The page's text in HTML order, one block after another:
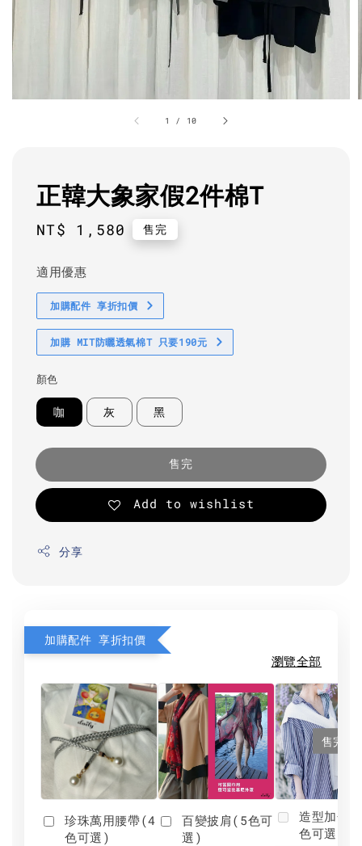
1 / 10
正韓大象家假2件棉T
Regular
NT$ 1,580 售完
適用優惠
加購配件 享折扣價
加購 MIT防曬透氣棉T 只要190元
顏色
咖 灰 黑
售完
Add to wishlist
分享
加購配件 享折扣價
瀏覽全部
珍珠萬用腰帶(4
色可選)
百變披肩(5色可
選)
售完
造型加分
色可選)